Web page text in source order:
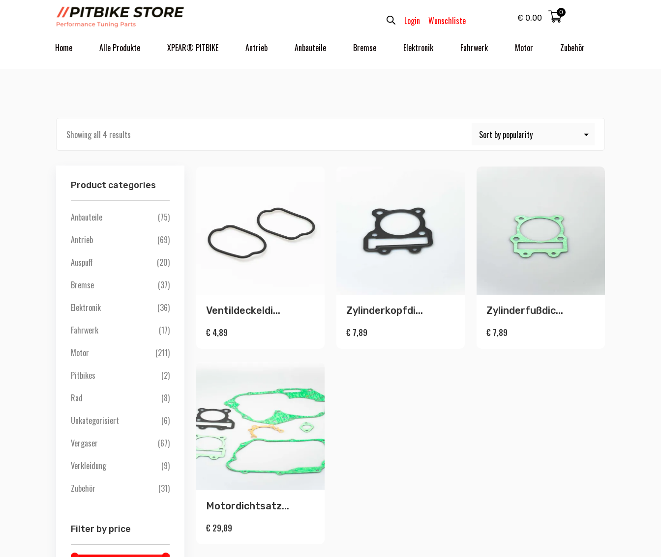
Login Wunschliste € 0,00
0
Home Alle Produkte XPEAR® PITBIKE Antrieb Anbauteile Bremse Elektronik Fahrwerk Motor Zubehör
Showing all 4 results
Product categories
Anbauteile
(75)
Antrieb
(69)
Auspuff
(20)
Bremse
(37)
Elektronik
(36)
Fahrwerk
(17)
Motor
(211)
Pitbikes
(2)
Rad
(8)
Unkategorisiert
(6)
Vergaser
(67)
Verkleidung
(9)
Zubehör
(31)
Filter by price
Ventildeckeldi...
€ 4,89
Zylinderkopfdi...
€7,89
Zylinderfußdic...
€7,89
Motordichtsatz...
€ 29,89